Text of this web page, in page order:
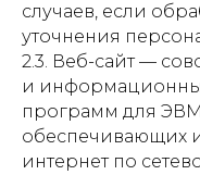
случаев, если
уточнения
2.3. Веб-сайт —
и
программ для
обеспечивающих
интернет по